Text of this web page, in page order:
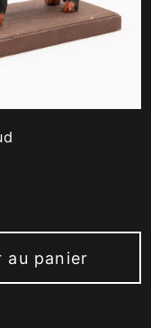
au panier